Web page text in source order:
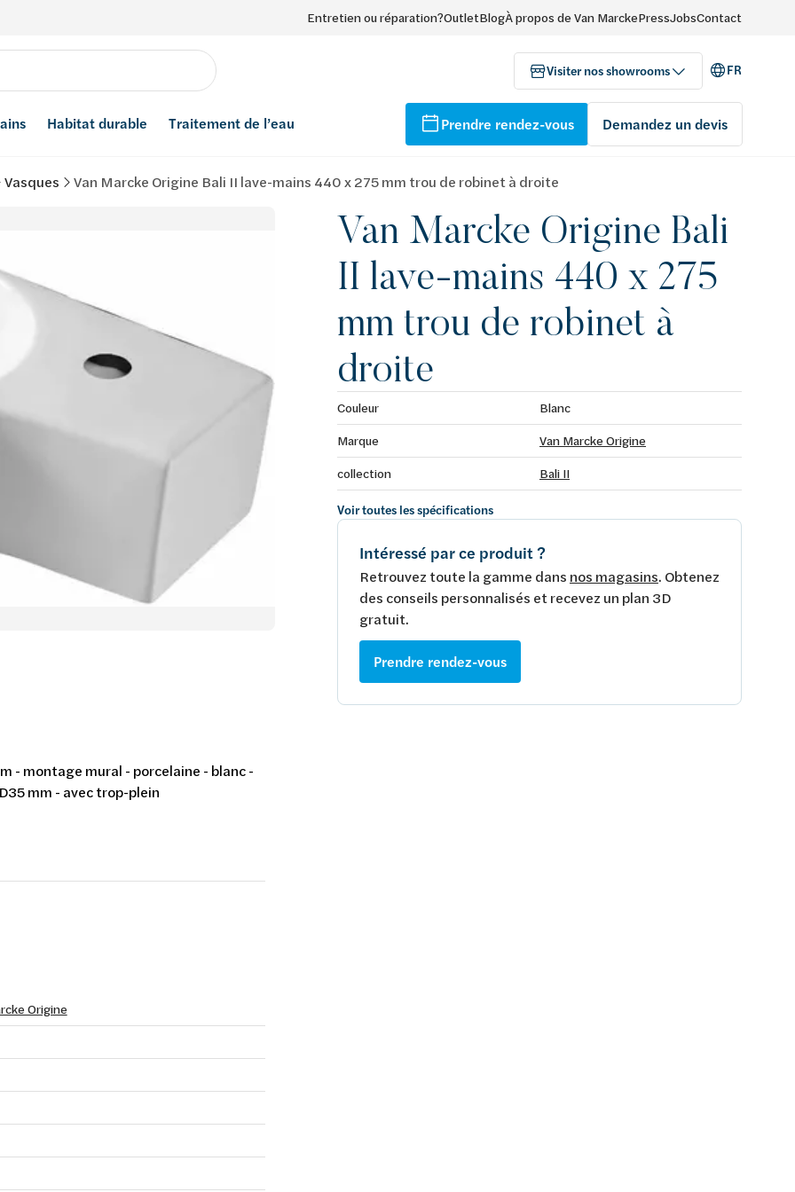
Entretien ou réparation?OutletBlogÀ propos de Van MarckePressJobsContact
Visiter nos showrooms FR
Habitat durable Traitement de l’eau Prendre rendez-vous Demandez un devis
Vasques Van Marcke Origine Bali II lave-mains 440 x 275 mm trou de robinet à droite
Van Marcke Origine Bali
II lave-mains 440 x 275
mm trou de robinet à
droite
Couleur
Blanc
Marque
Van Marcke Origine
collection
Bali II
Voir toutes les spécifications
Intéressé par ce produit ?
Retrouvez toute la gamme dans nos magasins. Obtenez
des conseils personnalisés et recevez un plan 3D
gratuit.
Prendre rendez-vous
- montage mural - porcelaine - blanc -
mm - avec trop-plein
Origine